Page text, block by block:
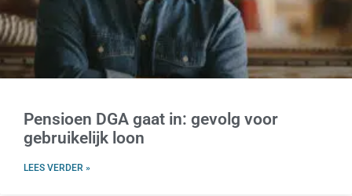
Pensioen DGA gaat in: gevolg voor
gebruikelijk loon
LEES VERDER »